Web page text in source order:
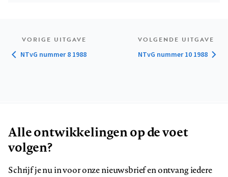
VORIGE UITGAVE
NTvG nummer 8 1988
VOLGENDE UITGAVE
NTvG nummer 10 1988
Alle ontwikkelingen op de voet
volgen?
Schrijf je nu in voor onze nieuwsbrief en ontvang iedere